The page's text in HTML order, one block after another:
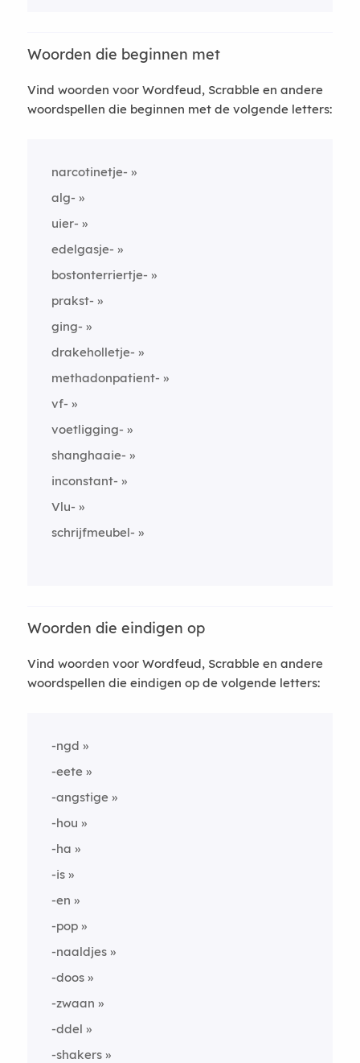
Woorden die beginnen met
Vind woorden voor Wordfeud, Scrabble en andere
woordspellen die beginnen met de volgende letters:
narcotinetje-
alg-
uier-
edelgasje-
bostonterriertje-
prakst-
ging-
drakeholletje-
methadonpatient-
vf-
voetligging-
shanghaaie-
inconstant-
Vlu-
schrijfmeubel-
Woorden die eindigen op
Vind woorden voor Wordfeud, Scrabble en andere
woordspellen die eindigen op de volgende letters:
-ngd
-eete
-angstige
-hou
-ha
-is
-en
-pop
-naaldjes
-doos
-zwaan
-ddel
-shakers